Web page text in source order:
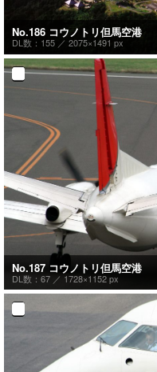
No.186 コウノトリ但馬空港
DL数：155 ／ 2075×1491 px
No.187 コウノトリ但馬空港
DL数：67 ／1728×1152 px